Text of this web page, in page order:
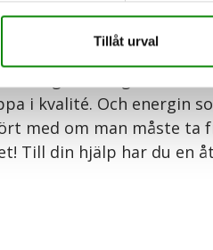
Tillåt urval
till att de resurser vi en
igen och igen.
i kvalité. Och energin
med om man måste ta
Till din hjälp har du en